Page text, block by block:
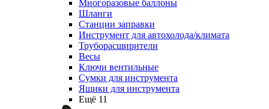
Многоразовые баллоны
Шланги
Станции заправки
Инструмент для автохолода/климата
Труборасширители
Весы
Ключи вентильные
Сумки для инструмента
Ящики для инструмента
Ещё 11